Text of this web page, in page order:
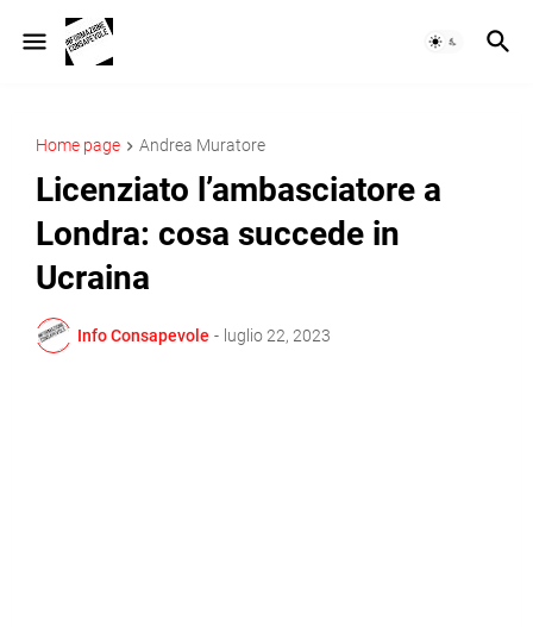
Home page Andrea Muratore
Licenziato l’ambasciatore a
Londra: cosa succede in
Ucraina
Info Consapevole - luglio 22, 2023